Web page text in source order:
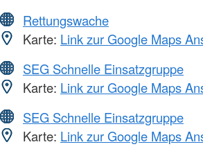
Rettungswache
Karte: Link zur Google Maps
SEG Schnelle Einsatzgruppe
Karte: Link zur Google Maps
SEG Schnelle Einsatzgruppe
Karte: Link zur Google Maps